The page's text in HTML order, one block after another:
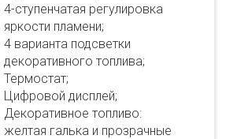
4-ступенчатая регулировка
яркости пламени;
4 варианта подсветки
декоративного топлива;
Термостат;
Цифровой дисплей;
Декоративное топливо:
желтая галька и прозрачные